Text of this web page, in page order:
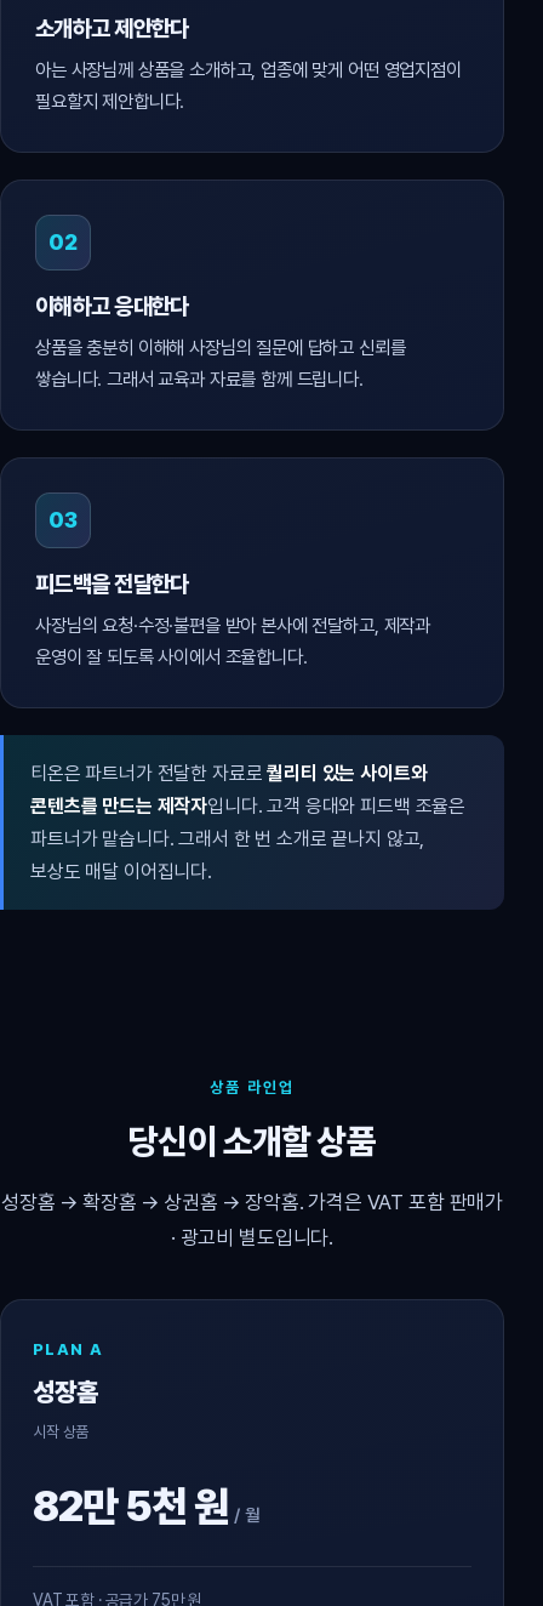
소개하고 제안한다
아는 사장님께 상품을 소개하고, 업종에 맞게 어떤 영업지점이
필요할지 제안합니다.
02
이해하고 응대한다
상품을 충분히 이해해 사장님의 질문에 답하고 신뢰를
쌓습니다. 그래서 교육과 자료를 함께 드립니다.
03
피드백을 전달한다
사장님의 요청·수정·불편을 받아 본사에 전달하고, 제작과
운영이 잘 되도록 사이에서 조율합니다.
티온은 파트너가 전달한 자료로퀄리티 있는 사이트와
콘텐츠를 만드는 제작자입니다. 고객 응대와 피드백 조율은
파트너가 맡습니다. 그래서 한 번 소개로 끝나지 않고,
보상도 매달 이어집니다.
상품 라인업
당신이 소개할 상품
성장홈 → 확장홈 → 상권홈 → 장악홈. 가격은 VAT 포함 판매가
· 광고비 별도입니다.
PLAN A
성장홈
시작 상품
82만 5천 원 / 월
VAT 포함 · 공급가 75만 원